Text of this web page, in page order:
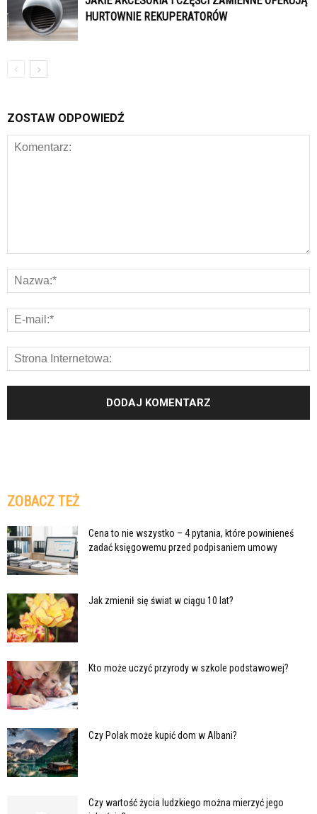
HURTOWNIE REKUPERATORÓW
ZOSTAW ODPOWIEDŹ
ZOBACZ TEŻ
Cena to nie wszystko – 4 pytania, które powinieneś
zadać księgowemu przed podpisaniem umowy
Jak zmienił się świat w ciągu 10 lat?
Kto może uczyć przyrody w szkole podstawowej?
Czy Polak może kupić dom w Albani?
Czy wartość życia ludzkiego można mierzyć jego